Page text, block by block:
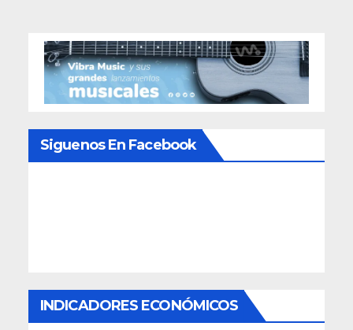
Siguenos En Facebook
INDICADORES ECONÓMICOS